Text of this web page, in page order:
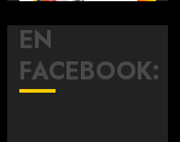
EN
FACEBOOK: